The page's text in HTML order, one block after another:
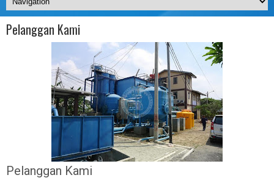
Pelanggan Kami
Pelanggan Kami